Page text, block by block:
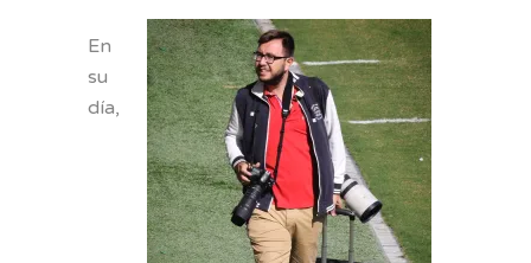
En
su
día,